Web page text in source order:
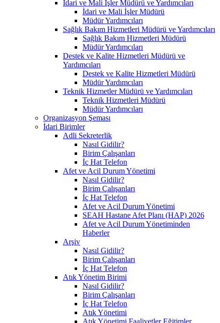
İdari ve Mali İşler Müdürü ve Yardımcıları
İdari ve Mali İşler Müdürü
Müdür Yardımcıları
Sağlık Bakım Hizmetleri Müdürü ve Yardımcıları
Sağlık Bakım Hizmetleri Müdürü
Müdür Yardımcıları
Destek ve Kalite Hizmetleri Müdürü ve
Yardımcıları
Destek ve Kalite Hizmetleri Müdürü
Müdür Yardımcıları
Teknik Hizmetler Müdürü ve Yardımcıları
Teknik Hizmetleri Müdürü
Müdür Yardımcıları
Organizasyon Şeması
İdari Birimler
Adli Sekreterlik
Nasıl Gidilir?
Birim Çalışanları
İç Hat Telefon
Afet ve Acil Durum Yönetimi
Nasıl Gidilir?
Birim Çalışanları
İç Hat Telefon
Afet ve Acil Durum Yönetimi
SEAH Hastane Afet Planı (HAP) 2026
Afet ve Acil Durum Yönetiminden
Haberler
Arşiv
Nasıl Gidilir?
Birim Çalışanları
İç Hat Telefon
Atık Yönetim Birimi
Nasıl Gidilir?
Birim Çalışanları
İç Hat Telefon
Atık Yönetimi
Atık Yönetimi Faaliyetler Eğitimler